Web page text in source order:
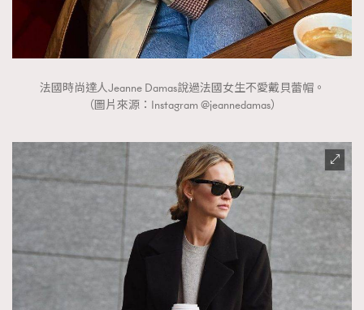
法國時尚達人Jeanne Damas說過法國女生不愛戴貝蕾帽。
（圖片來源：Instagram @jeannedamas）